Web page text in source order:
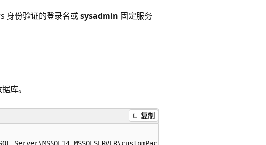
身份验证的登录名或sysadmin 固定服务
库。
复制
Server\MSSQL14.MSSQLSERVER\customPackage.zip')